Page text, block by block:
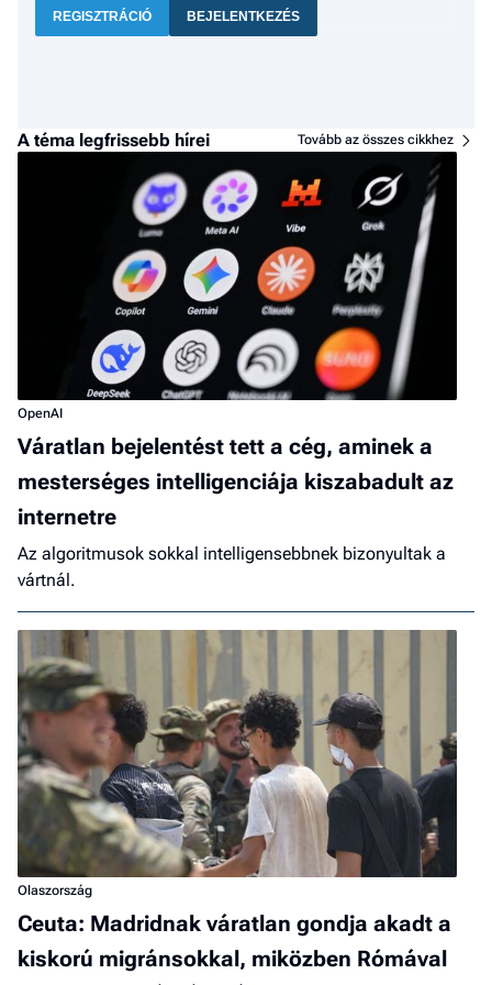
REGISZTRÁCIÓ BEJELENTKEZÉS
A téma legfrissebb hírei Tovább az összes cikkhez
OpenAI
Váratlan bejelentést tett a cég, aminek a
mesterséges intelligenciája kiszabadult az
internetre
Az algoritmusok sokkal intelligensebbnek bizonyultak a
vártnál.
Olaszország
Ceuta: Madridnak váratlan gondja akadt a
kiskorú migránsokkal, miközben Rómával